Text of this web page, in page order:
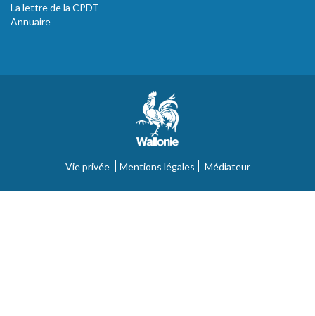
La lettre de la CPDT
Annuaire
Vie privée Mentions légales Médiateur